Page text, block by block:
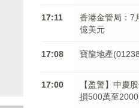
17:11
香港金管局：7
億美元
17:08 寶龍地產
17:00
【盈警】中慶
損500萬至